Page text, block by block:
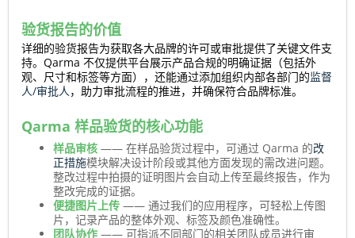
验货报告的价值
详细的验货报告为获取各大品牌的许可或审批提供了关键文件支
持。Qarma 不仅提供平台展示产品合规的明确证据（包括外
观、尺寸和标签等方面），还能通过添加组织内部各部门的监督
人/审批人，助力审批流程的推进，并确保符合品牌标准。
Qarma 样品验货的核心功能
样品审核 —— 在样品验货过程中，可通过 Qarma 的改
正措施模块解决设计阶段或其他方面发现的需改进问题。
整改过程中拍摄的证明图片会自动上传至最终报告，作为
整改完成的证据。
便捷图片上传 —— 通过我们的应用程序，可轻松上传图
片，记录产品的整体外观、标签及颜色准确性。
团队协作 —— 可指派不同部门的相关团队成员进行审